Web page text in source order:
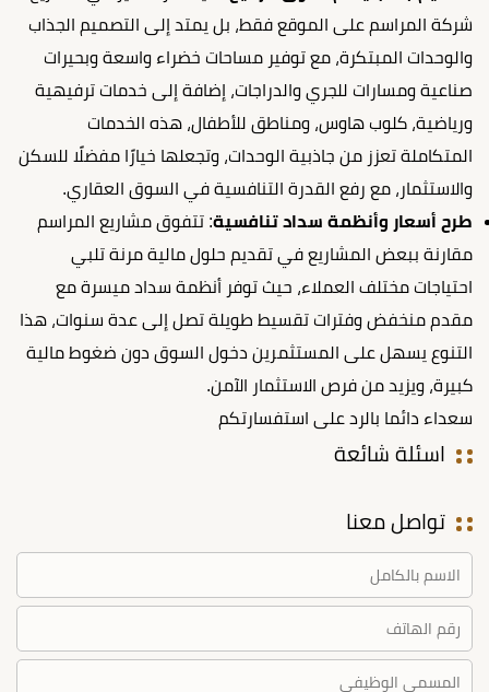
شركة المراسم على الموقع فقط، بل يمتد إلى التصميم الجذاب
والوحدات المبتكرة، مع توفير مساحات خضراء واسعة وبحيرات
صناعية ومسارات للجري والدراجات، إضافة إلى خدمات ترفيهية
ورياضية، كلوب هاوس، ومناطق للأطفال، هذه الخدمات
المتكاملة تعزز من جاذبية الوحدات، وتجعلها خيارًا مفضلًا للسكن
والاستثمار، مع رفع القدرة التنافسية في السوق العقاري.
طرح أسعار وأنظمة سداد تنافسية: تتفوق مشاريع المراسم
مقارنة ببعض المشاريع في تقديم حلول مالية مرنة تلبي
احتياجات مختلف العملاء، حيث توفر أنظمة سداد ميسرة مع
مقدم منخفض وفترات تقسيط طويلة تصل إلى عدة سنوات، هذا
التنوع يسهل على المستثمرين دخول السوق دون ضغوط مالية
كبيرة، ويزيد من فرص الاستثمار الآمن.
سعداء دائما بالرد على استفسارتكم
اسئلة شائعة
تواصل معنا